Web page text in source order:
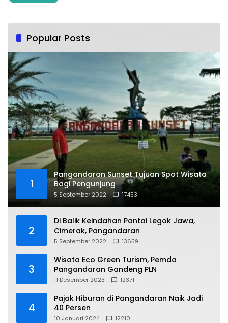
Popular Posts
1
Pangandaran Sunset Tujuan Spot Wisata
Bagi Pengunjung
5 September 2022 17453
2
Di Balik Keindahan Pantai Legok Jawa,
Cimerak, Pangandaran
5 September 2022 13659
3
Wisata Eco Green Turism, Pemda
Pangandaran Gandeng PLN
11 Desember 2023 12371
4
Pajak Hiburan di Pangandaran Naik Jadi
40 Persen
10 Januari 2024 12210